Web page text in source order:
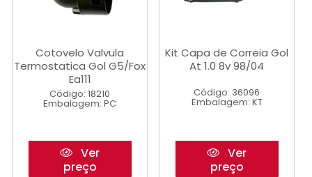
Cotovelo Valvula
Termostatica Gol G5/Fox
Ea111
Código: 18210
Embalagem: PC
Ver
preço
Kit Capa de Correia Gol
At 1.0 8v 98/04
Código: 36096
Embalagem: KT
Ver
preço